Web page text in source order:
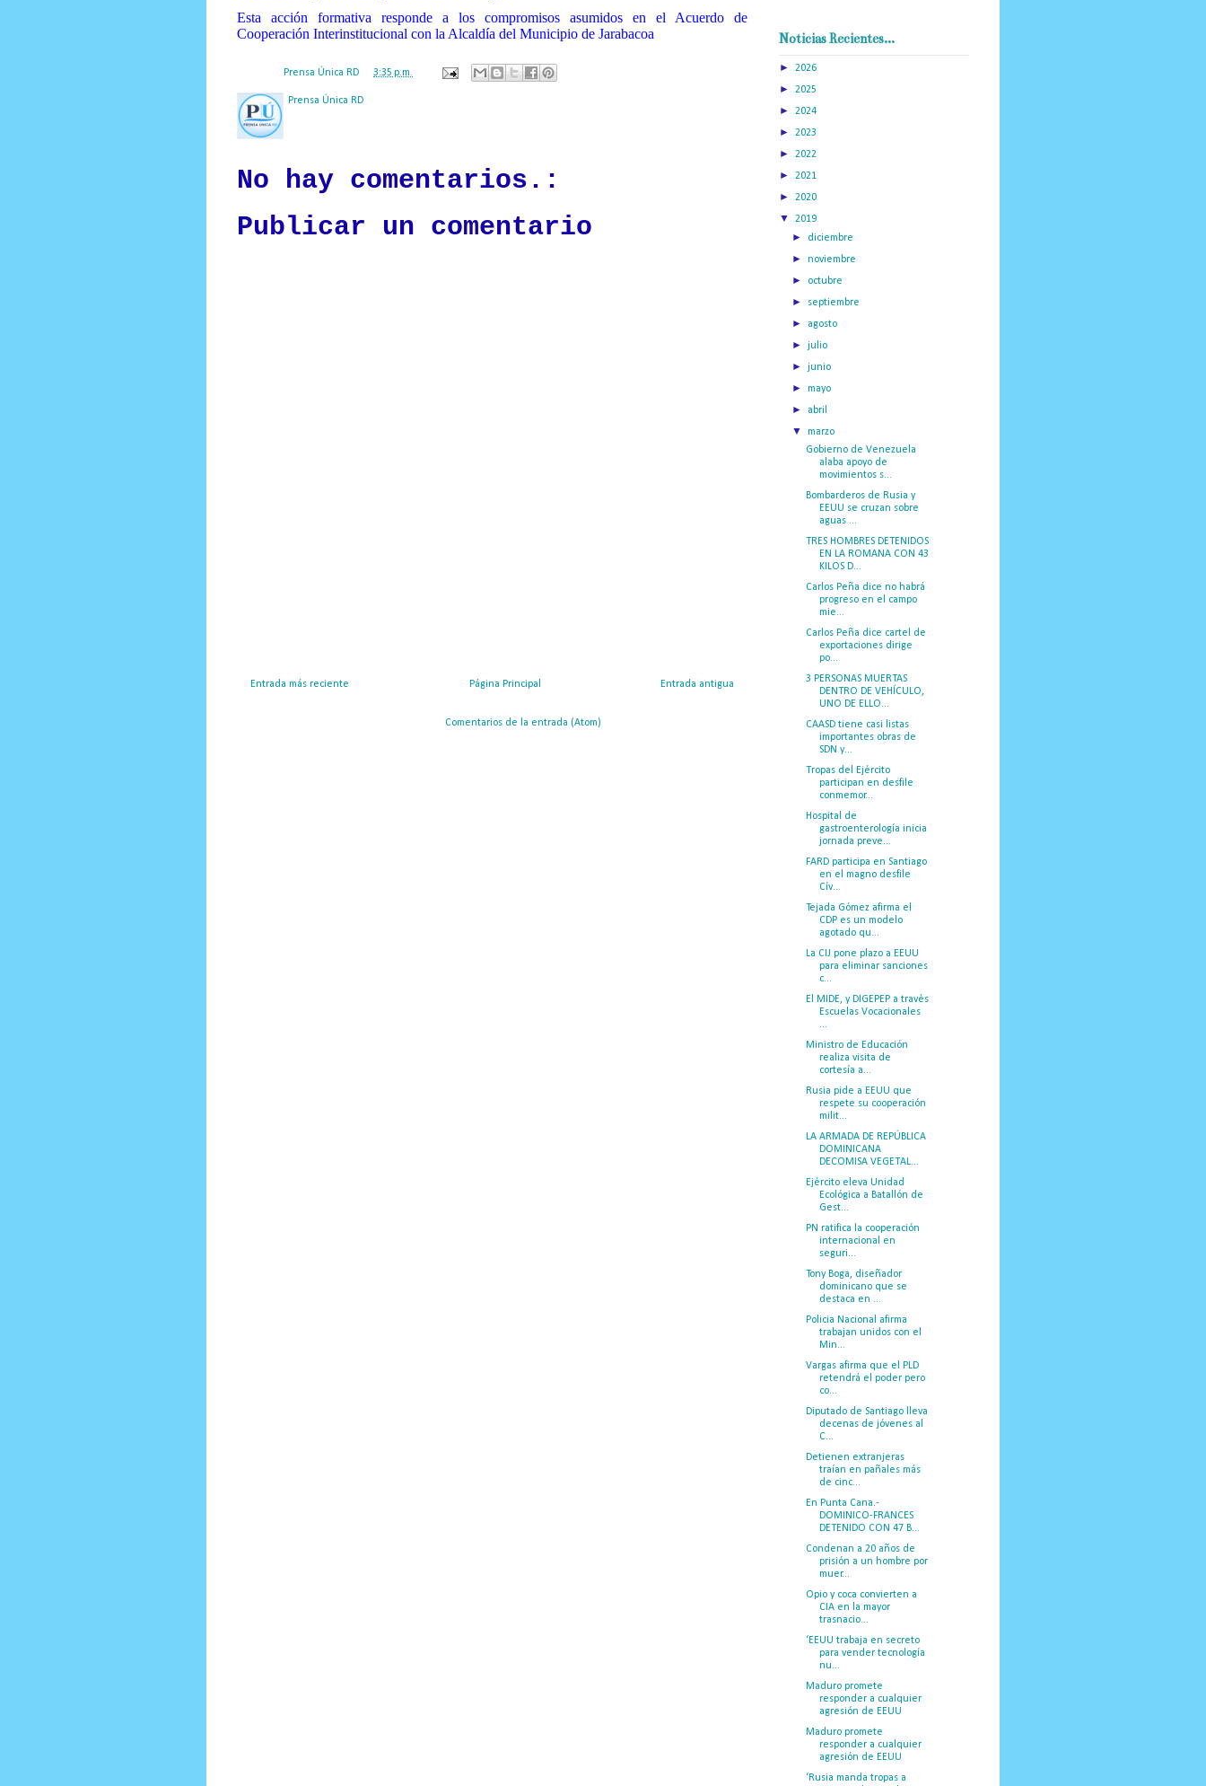
Esta acción formativa responde a los compromisos asumidos en el Acuerdo de
Cooperación Interinstitucional con la Alcaldía del Municipio de Jarabacoa
Prensa Única RD 3:35 p.m.
Prensa Única RD
No hay comentarios.:
Publicar un comentario
Entrada más reciente Entrada antigua
Página Principal
Comentarios de la entrada (Atom)
Noticias Recientes...
► 2026
► 2025
► 2024
► 2023
► 2022
► 2021
► 2020
▼ 2019
► diciembre
►noviembre
► octubre
► septiembre
► agosto
►julio
►junio
►mayo
► abril
▼marzo
Gobierno de Venezuela
alaba apoyo de
movimientos s...
Bombarderos de Rusia y
EEUU se cruzan sobre
aguas ...
TRES HOMBRES DETENIDOS
EN LA ROMANA CON 43
KILOS D...
Carlos Peña dice no habrá
progreso en el campo
mie...
Carlos Peña dice cartel de
exportaciones dirige
po...
3 PERSONAS MUERTAS
DENTRO DE VEHÍCULO,
UNO DE ELLO...
CAASD tiene casi listas
importantes obras de
SDN y...
Tropas del Ejército
participan en desfile
conmemor...
Hospital de
gastroenterología inicia
jornada preve...
FARD participa en Santiago
en el magno desfile
Cív...
Tejada Gómez afirma el
CDP es un modelo
agotado qu...
La CIJ pone plazo a EEUU
para eliminar sanciones
c...
El MIDE, y DIGEPEP a través
Escuelas Vocacionales
...
Ministro de Educación
realiza visita de
cortesía a...
Rusia pide a EEUU que
respete su cooperación
milit...
LA ARMADA DE REPÚBLICA
DOMINICANA
DECOMISA VEGETAL...
Ejército eleva Unidad
Ecológica a Batallón de
Gest...
PN ratifica la cooperación
internacional en
seguri...
Tony Boga, diseñador
dominicano que se
destaca en ...
Policia Nacional afirma
trabajan unidos con el
Min...
Vargas afirma que el PLD
retendrá el poder pero
co...
Diputado de Santiago lleva
decenas de jóvenes al
C...
Detienen extranjeras
traían en pañales más
de cinc...
En Punta Cana.-
DOMINICO-FRANCES
DETENIDO CON 47 B...
Condenan a 20 años de
prisión a un hombre por
muer...
Opio y coca convierten a
CIA en la mayor
trasnacio...
‘EEUU trabaja en secreto
para vender tecnología
nu...
Maduro promete
responder a cualquier
agresión de EEUU
Maduro promete
responder a cualquier
agresión de EEUU
‘Rusia manda tropas a